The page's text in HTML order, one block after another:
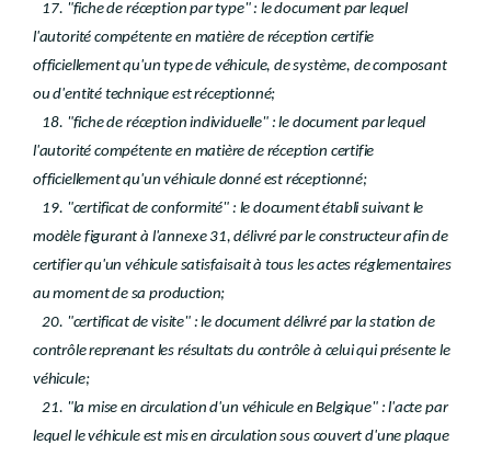
17. "fiche de réception par type" : le document par lequel
l'autorité compétente en matière de réception certifie
officiellement qu'un type de véhicule, de système, de composant
ou d'entité technique est réceptionné;
18. "fiche de réception individuelle" : le document par lequel
l'autorité compétente en matière de réception certifie
officiellement qu'un véhicule donné est réceptionné;
19. "certificat de conformité" : le document établi suivant le
modèle figurant à l'annexe 31, délivré par le constructeur afin de
certifier qu'un véhicule satisfaisait à tous les actes réglementaires
au moment de sa production;
20. "certificat de visite" : le document délivré par la station de
contrôle reprenant les résultats du contrôle à celui qui présente le
véhicule;
21. "la mise en circulation d'un véhicule en Belgique" : l'acte par
lequel le véhicule est mis en circulation sous couvert d'une plaque